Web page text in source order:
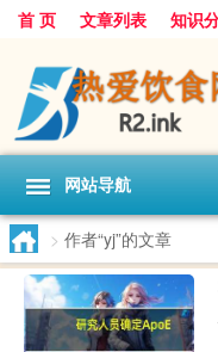
首 页 文章列表 知识
网站导航
> 作者“yj”的文章